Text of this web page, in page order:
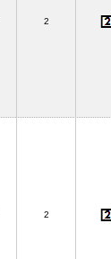
2
2